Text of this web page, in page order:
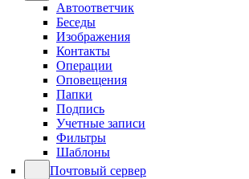
Автоответчик
Беседы
Изображения
Контакты
Операции
Оповещения
Папки
Подпись
Учетные записи
Фильтры
Шаблоны
Почтовый сервер